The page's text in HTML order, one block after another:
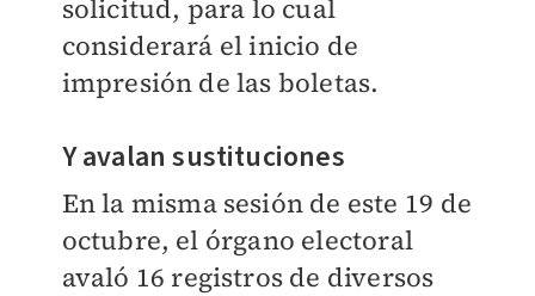
solicitud, para lo cual
considerará el inicio de
impresión de las boletas.
Y avalan sustituciones
En la misma sesión de este 19 de
octubre, el órgano electoral
avaló 16 registros de diversos